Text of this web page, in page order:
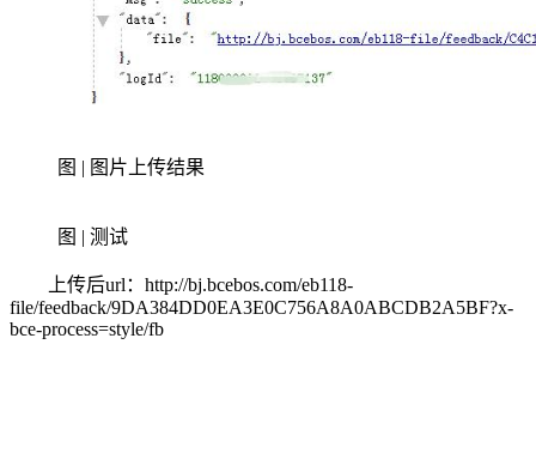
图 | 图片上传结果
图 | 测试
上传后url：http://bj.bcebos.com/eb118-
file/feedback/9DA384DD0EA3E0C756A8A0ABCDB2A5BF?x-
bce-process=style/fb